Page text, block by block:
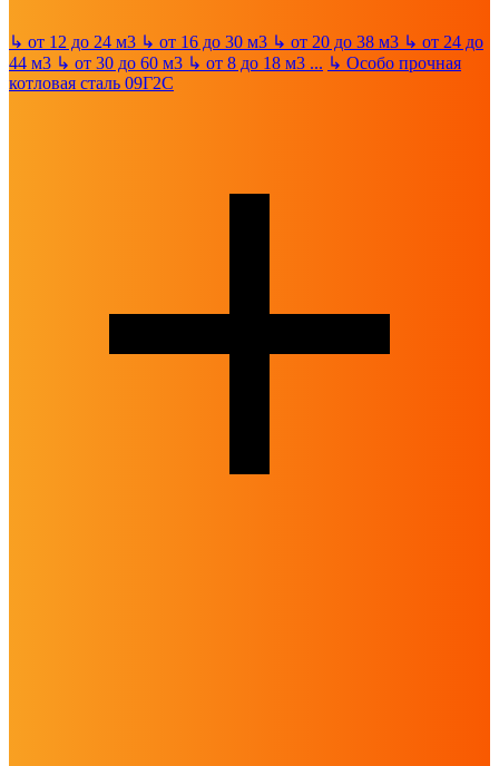
↳ от 12 до 24 м3 ↳ от 16 до 30 м3 ↳ от 20 до 38 м3 ↳ от 24 до
44 м3 ↳ от 30 до 60 м3 ↳ от 8 до 18 м3 ... ↳ Особо прочная
котловая сталь 09Г2С